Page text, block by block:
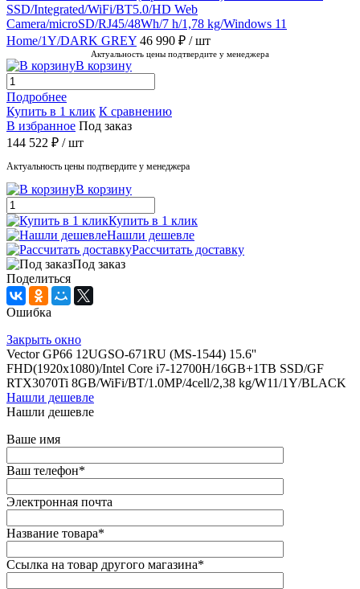
SSD/Integrated/WiFi/BT5.0/HD Web
Camera/microSD/RJ45/48Wh/7 h/1,78 kg/Windows 11
Home/1Y/DARK GREY 46 990 ₽ / шт
Актуальность цены подтвердите у менеджера
В корзину
Подробнее
Купить в 1 клик К сравнению
В избранное Под заказ
144 522 ₽ / шт
Актуальность цены подтвердите у менеджера
В корзину
Купить в 1 клик
Нашли дешевле
Рассчитать доставку
Под заказ
Поделиться
Ошибка
Закрыть окно
Vector GP66 12UGSO-671RU (MS-1544) 15.6''
FHD(1920x1080)/Intel Core i7-12700H/16GB+1TB SSD/GF
RTX3070Ti 8GB/WiFi/BT/1.0MP/4cell/2,38 kg/W11/1Y/BLACK
Нашли дешевле
Нашли дешевле
Ваше имя
Ваш телефон*
Электронная почта
Название товара*
Ссылка на товар другого магазина*